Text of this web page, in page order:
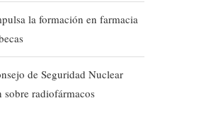
la formación en farmacia
de Seguridad Nuclear
radiofármacos